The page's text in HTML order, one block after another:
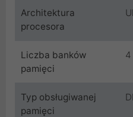
Architektura
procesora
Liczba banków
pamięci
4
Typ obsługiwanej
pamięci